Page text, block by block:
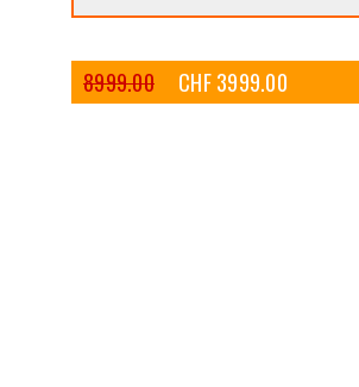
8999.00 CHF 3999.00